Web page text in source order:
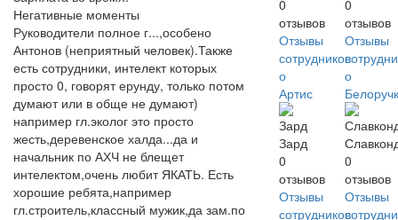
Негативные моменты
Руководители полное г...,особено
Антонов (неприятный человек).Также
есть сотрудники, интелект которых
просто 0, говорят ерунду, только потом
думают или в обще не думают)
например гл.эколог это просто
жесть,деревенское халда...да и
начальник по АХЧ не блещет
интелектом,очень любит ЯКАТЬ. Есть
хорошие ребята,например
гл.строитель,классный мужик,да зам.по
0
отзывов
Отзывы
сотрудников
о
Артис
0
отзывов
Отзывы
о
Зард
0
отзывов
Отзывы
сотрудников
0
отзывов
Отзывы